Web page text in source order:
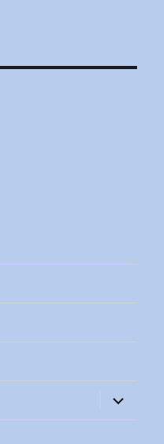
ouvrir
le
sous-